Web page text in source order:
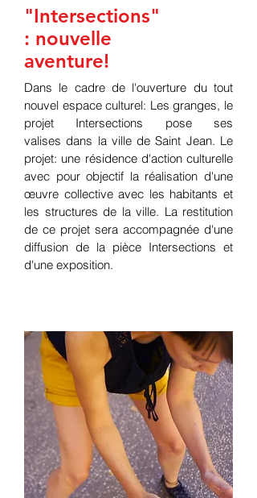
"Intersections"
: nouvelle
aventure!
Dans le cadre de l'ouverture du tout
nouvel espace culturel: Les granges, le
projet Intersections pose ses
valises dans la ville de Saint Jean. Le
projet: une résidence d'action culturelle
avec pour objectif la réalisation d'une
œuvre collective avec les habitants et
les structures de la ville. La restitution
de ce projet sera accompagnée d'une
diffusion de la pièce Intersections et
d'une exposition.